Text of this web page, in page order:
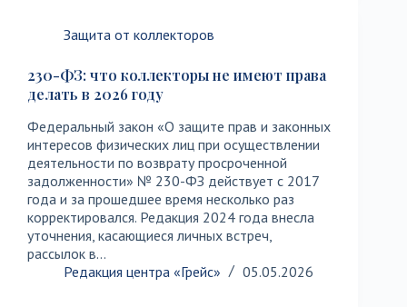
Защита от коллекторов
230-ФЗ: что коллекторы не имеют права
делать в 2026 году
Федеральный закон «О защите прав и законных
интересов физических лиц при осуществлении
деятельности по возврату просроченной
задолженности» № 230-ФЗ действует с 2017
года и за прошедшее время несколько раз
корректировался. Редакция 2024 года внесла
уточнения, касающиеся личных встреч,
рассылок в…
Редакция центра «Грейс»
05.05.2026